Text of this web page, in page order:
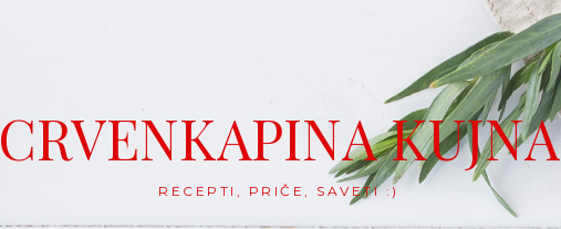
CRVENKAPINA KUJNA
RECEPTI, PRIČE, SAVETI :)